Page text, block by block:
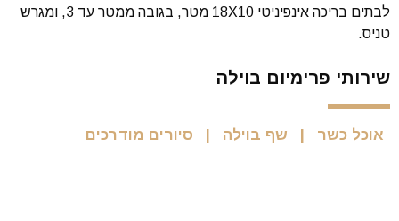
לבתים בריכה אינפיניטי 18X10 מטר, בגובה ממטר עד 3, ומגרש
טניס.
שירותי פרימיום בוילה
אוכל כשר שף בוילה סיורים מודרכים